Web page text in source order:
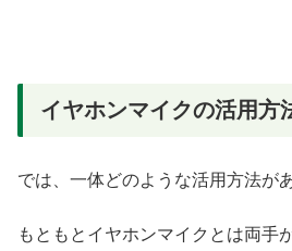
イヤホンマイクの活用方
では、一体どのような活用方法が
もともとイヤホンマイクとは両手